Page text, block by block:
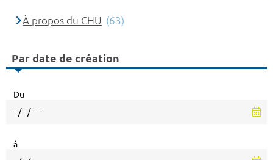
À propos du CHU (63)
Par date de création
Du
à